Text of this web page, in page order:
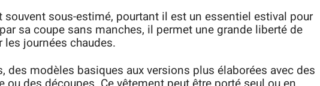
souvent sous-estimé, pourtant il est un essentiel estival pour
sa coupe sans manches, il permet une grande liberté de
journées chaudes.
des modèles basiques aux versions plus élaborées avec des